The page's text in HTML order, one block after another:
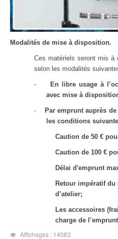
Modalités de mise à disposition.
Ces matériels seront mis à
selon les modalités
-
En libre usage à
avec mise à
-
Par emprunt auprès
les conditions
Caution de 50 €
Caution de 100 €
Délai d'emprunt
Retour impératif du
d’atelier;
Les accessoires
charge de
Affichages : 14083